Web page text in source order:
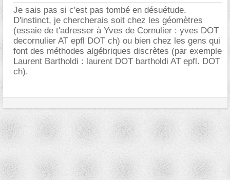
Je sais pas si c'est pas tombé en désuétude.
D'instinct, je chercherais soit chez les géomètres
(essaie de t'adresser à Yves de Cornulier : yves DOT
decornulier AT epfl DOT ch) ou bien chez les gens qui
font des méthodes algébriques discrètes (par exemple
Laurent Bartholdi : laurent DOT bartholdi AT epfl. DOT
ch).